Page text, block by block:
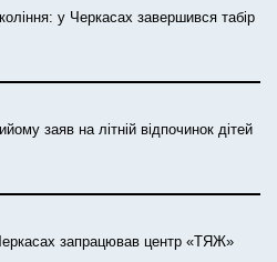
у Черкасах завершився табір
заяв на літній відпочинок дітей
запрацював центр «ТЯЖ»